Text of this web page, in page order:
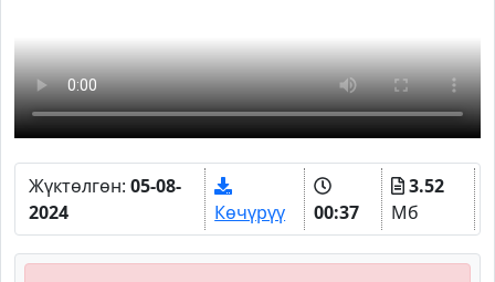
Жүктөлгөн: 05-08-
2024
Көчүрүү 00:37
3.52
Мб